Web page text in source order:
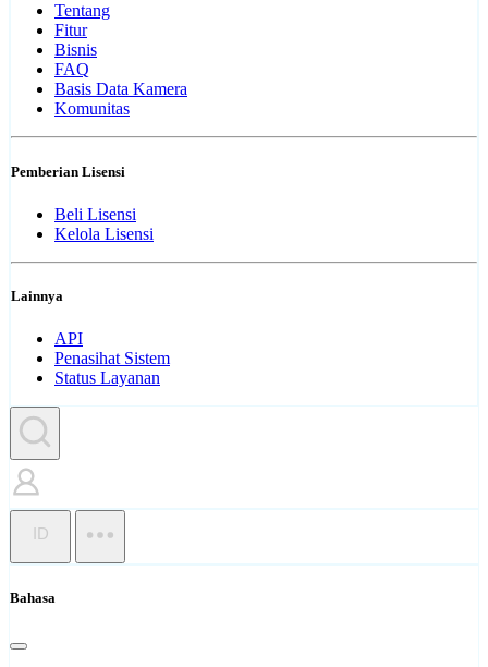
Tentang
Fitur
Bisnis
FAQ
Basis Data Kamera
Komunitas
Pemberian Lisensi
Beli Lisensi
Kelola Lisensi
Lainnya
API
Penasihat Sistem
Status Layanan
ID
Bahasa